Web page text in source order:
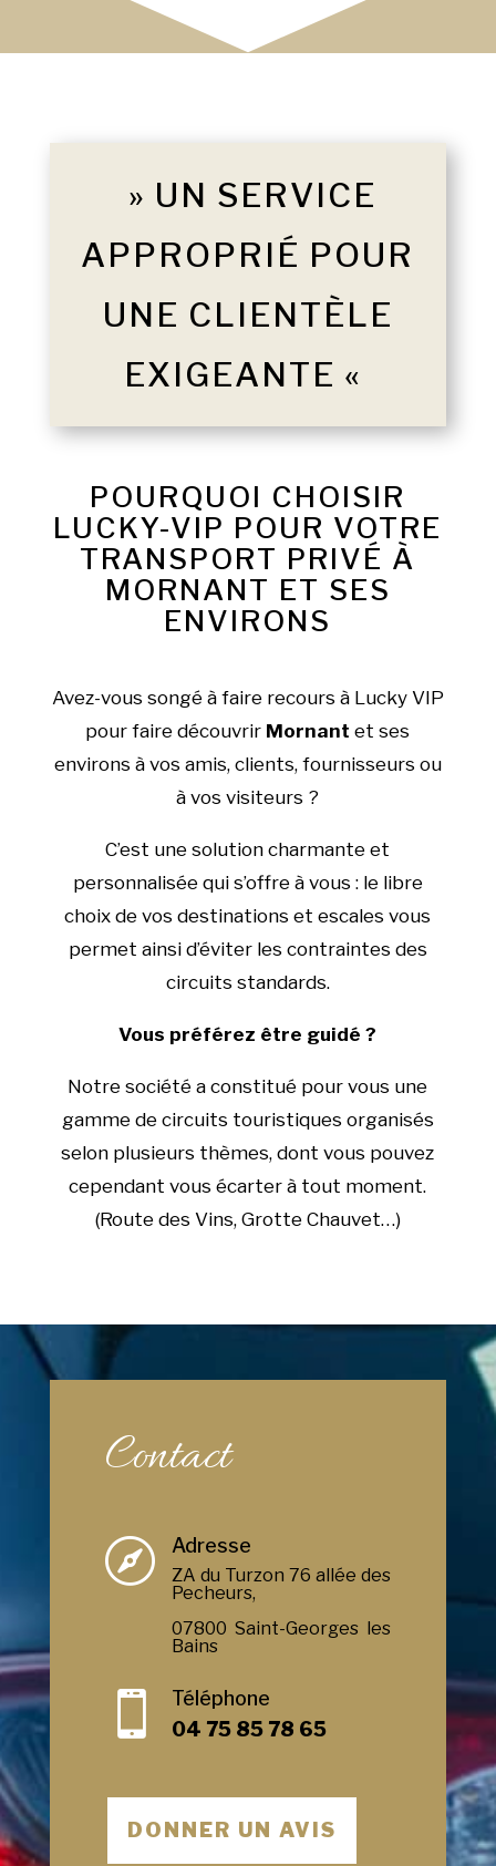
» UN SERVICE
APPROPRIÉ POUR
UNE CLIENTÈLE
EXIGEANTE «
POURQUOI CHOISIR
LUCKY-VIP POUR VOTRE
TRANSPORT PRIVÉ À
MORNANT ET SES
ENVIRONS
Avez-vous songé à faire recours à Lucky VIP
pour faire découvrir Mornant et ses
environs à vos amis, clients, fournisseurs ou
à vos visiteurs ?
C’est une solution charmante et
personnalisée qui s’offre à vous : le libre
choix de vos destinations et escales vous
permet ainsi d’éviter les contraintes des
circuits standards.
Vous préférez être guidé ?
Notre société a constitué pour vous une
gamme de circuits touristiques organisés
selon plusieurs thèmes, dont vous pouvez
cependant vous écarter à tout moment.
(Route des Vins, Grotte Chauvet…)
Contact
 Adresse
ZA du Turzon 76 allée des
Pecheurs,
07800 Saint-Georges les
Bains

Téléphone
04 75 85 78 65
DONNER UN AVIS